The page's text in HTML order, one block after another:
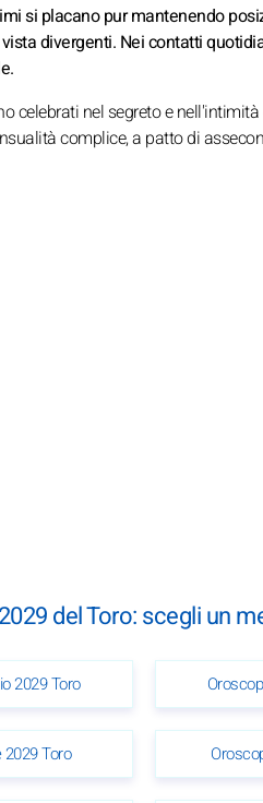
si placano pur mantenendo
divergenti. Nei contatti
celebrati nel segreto e
complice, a patto di
del Toro: scegli un
2029 Toro
2029 Toro